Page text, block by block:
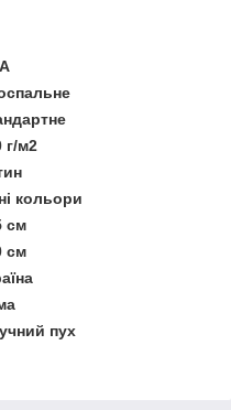
г/м2
кольори
см
см
пух